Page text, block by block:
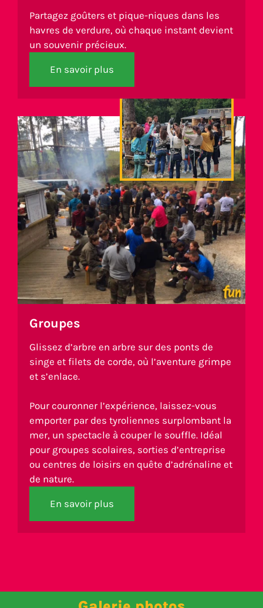
Partagez goûters et pique-niques dans les
havres de verdure, où chaque instant devient
un souvenir précieux.
En savoir plus
Groupes
Glissez d’arbre en arbre sur des ponts de
singe et filets de corde, où l’aventure grimpe
et s’enlace.
Pour couronner l’expérience, laissez-vous
emporter par des tyroliennes surplombant la
mer, un spectacle à couper le souffle. Idéal
pour groupes scolaires, sorties d’entreprise
ou centres de loisirs en quête d’adrénaline et
de nature.
En savoir plus